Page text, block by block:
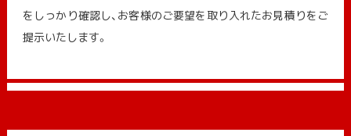
をしっかり確認し、お客様のご要望を取り入れたお見積りをご
提示いたします。